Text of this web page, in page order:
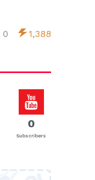
0 1,388
0
Subscribers